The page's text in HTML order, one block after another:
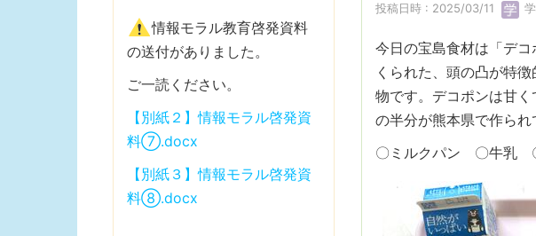
投稿日時 : 2025/03/11
今日の宝島食材は「デ
くられた、頭の凸が特
物です。デコポンは甘
の半分が熊本県で作られ
〇ミルクパン 〇牛乳
情報モラル教育啓発資料
の送付がありました。
ご一読ください。
【別紙２】情報モラル啓発資
料⑦.docx
【別紙３】情報モラル啓発資
料⑧.docx